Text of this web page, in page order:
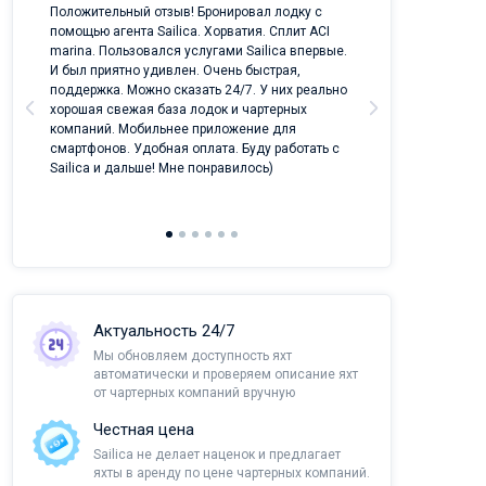
Положительный отзыв! Бронировал лодку с
помощью агента Sailica. Хорватия. Сплит ACI
marina. Пользовался услугами Sailica впервые.
И был приятно удивлен. Очень быстрая,
поддержка. Можно сказать 24/7. У них реально
хорошая свежая база лодок и чартерных
компаний. Мобильнее приложение для
смартфонов. Удобная оплата. Буду работать с
Sailica и дальше! Мне понравилось)
Актуальность 24/7
Мы обновляем доступность яхт
автоматически и проверяем описание яхт
от чартерных компаний вручную
Честная цена
Sailica не делает наценок и предлагает
яхты в аренду по цене чартерных компаний.